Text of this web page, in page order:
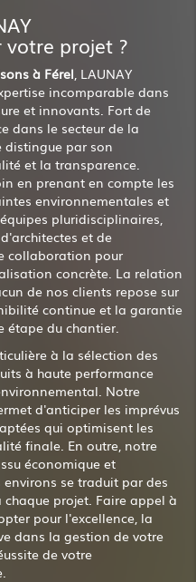
votre projet ?
à Férel , LAUNAY
incomparable dans
et innovants. Fort de
dans le secteur de la
distingue par son
et la transparence.
en prenant en compte les
environnementales et
pluridisciplinaires,
et de
collaboration pour
concrète. La relation
de nos clients repose sur
continue et la garantie
étape du chantier.
à la sélection des
à haute performance
Notre
d'anticiper les imprévus
qui optimisent les
finale. En outre, notre
économique et
se traduit par des
projet. Faire appel à
pour l'excellence, la
dans la gestion de votre
de votre